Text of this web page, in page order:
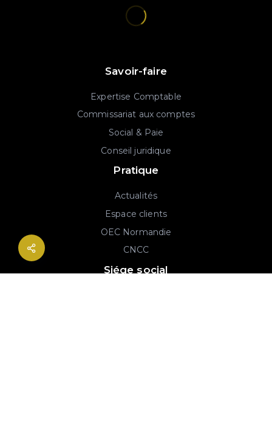
Savoir-faire
Expertise Comptable
Commissariat aux comptes
Social & Paie
Conseil juridique
Pratique
Actualités
Espace clients
OEC Normandie
CNCC
Siége social